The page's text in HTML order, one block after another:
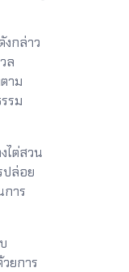
กล่าว
ล
าม
รม
ไต่สวน
ปล่อย
การ
ยการ